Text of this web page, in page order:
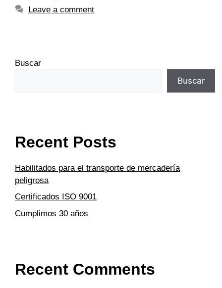
Leave a comment
Buscar
Buscar
Recent Posts
Habilitados para el transporte de mercadería
peligrosa
Certificados ISO 9001
Cumplimos 30 años
Recent Comments